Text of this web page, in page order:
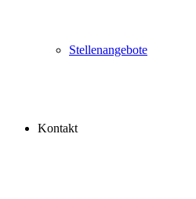
Stellenangebote
Kontakt